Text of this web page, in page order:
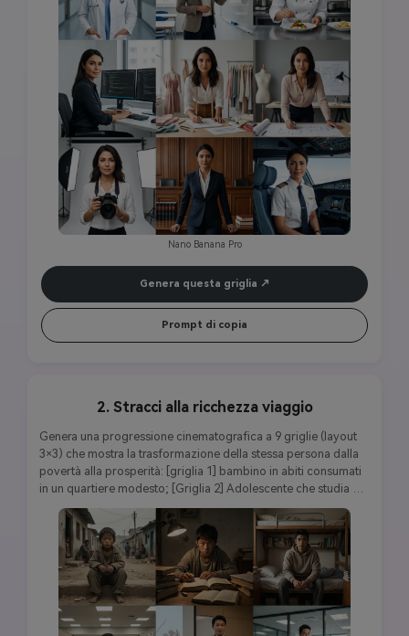
Architetto che esamina i progetti al tavolo di disegno; [Griglia
7] Fotografo con DSLR in studio; [Griglia 8] Avvocato in
abbigliamento da tribunale con libri di legge; [Griglia 9] Pilota
in uniforme nella cabina di pilotaggio. Ogni pannello:
caratteristiche facciali identiche, illuminazione coerente (soft
professional studio), posa simile (vista frontale sicura),
fotografia cinematografica, 8K ultra HD, qualità fashion
magazine, perfetta coerenza dei personaggi in tutte le 9
griglie.
Nano Banana Pro
Genera questa griglia
Prompt di copia
2. Stracci alla ricchezza viaggio
Genera una progressione cinematografica a 9 griglie (layout
3×3) che mostra la trasformazione della stessa persona dalla
povertà alla prosperità: [griglia 1] bambino in abiti consumati
in un quartiere modesto; [Griglia 2] Adolescente che studia
sotto luce fioca con libri di testo; [Griglia 3] Studente
universitario in camera condivisa del dormitorio; [Griglia 4]
Lavoratore di ufficio Entry-level nel cubicolo; [Griglia 5]
Professionista in abbigliamento aziendale che dà
presentazione; [Griglia 6] Responsabile in ufficio moderno
con team; [Griglia 7] Direttivo in abito su misura alla
conferenza; [Griglia 8] Imprenditore nella sede di startup;
[Griglia 9] CEO di successo in ufficio attico di lusso.